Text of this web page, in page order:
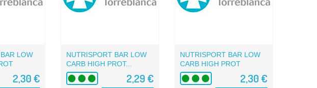
LOW
2,30 €
NUTRISPORT BAR LOW
CARB HIGH PROT...
2,29 €
NUTRISPORT BAR LOW
CARB HIGH PROT
COOKIES...
2,30 €